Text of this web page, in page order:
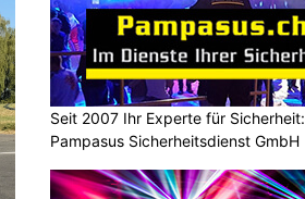
Seit 2007 Ihr Experte für Sicherheit:
Pampasus Sicherheitsdienst GmbH